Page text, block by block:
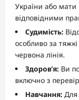
України або мати
відповідними
Судимість:
особливо за
червона лінія.
Здоров’я: Ви
включно з
Навчання: Для